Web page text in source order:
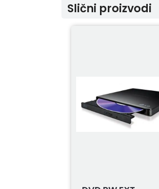
Slični proizvodi